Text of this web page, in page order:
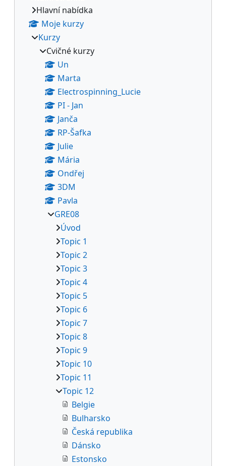
Hlavní nabídka
Moje kurzy
Kurzy
Cvičné kurzy
Un
Marta
Electrospinning_Lucie
PI - Jan
Janča
RP-Šafka
Julie
Mária
Ondřej
3DM
Pavla
GRE08
Úvod
Topic 1
Topic 2
Topic 3
Topic 4
Topic 5
Topic 6
Topic 7
Topic 8
Topic 9
Topic 10
Topic 11
Topic 12
Belgie
Bulharsko
Česká republika
Dánsko
Estonsko